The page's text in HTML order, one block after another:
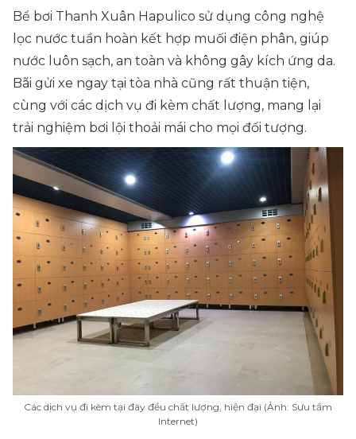
Bể bơi Thanh Xuân Hapulico sử dụng công nghệ
lọc nước tuần hoàn kết hợp muối điện phân, giúp
nước luôn sạch, an toàn và không gây kích ứng da.
Bãi gửi xe ngay tại tòa nhà cũng rất thuận tiện,
cùng với các dịch vụ đi kèm chất lượng, mang lại
trải nghiệm bơi lội thoải mái cho mọi đối tượng.
Các dịch vụ đi kèm tại đây đều chất lượng, hiện đại (Ảnh: Sưu tầm
Internet)